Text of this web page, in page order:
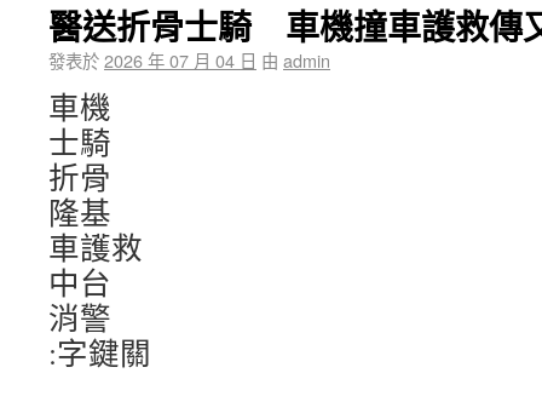
醫送折骨士騎 車機撞車護救傳
發表於2026 年 07 月 04 日 由 admin
車機
士騎
折骨
隆基
車護救
中台
消警
:字鍵關